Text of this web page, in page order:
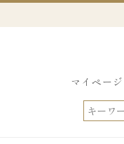
マイページ